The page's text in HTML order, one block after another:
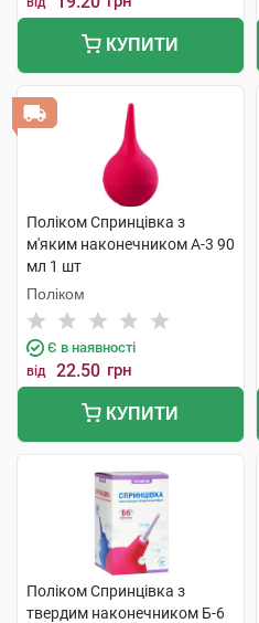
КУПИТИ
Поліком Спринцівка з
м'яким наконечником А-3 90
мл 1 шт
Поліком
Є в наявності
від 22.50 грн
КУПИТИ
Поліком Спринцівка з
твердим наконечником Б-6